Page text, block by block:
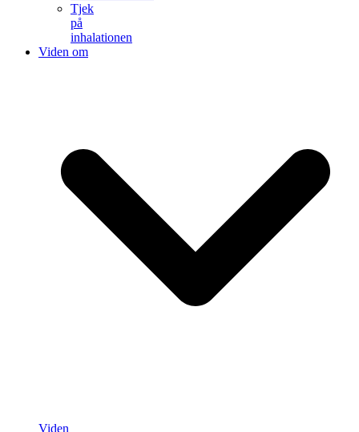
Tjek
på
inhalationen
Viden om
Viden